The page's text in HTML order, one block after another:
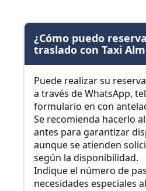
¿Cómo puedo
traslado con Taxi
Puede realizar su
a través de WhatsApp,
formulario en con
Se recomienda hacerlo
antes para garantizar
aunque se atienden
según la disponibilidad.
Indique el número de
necesidades especiales